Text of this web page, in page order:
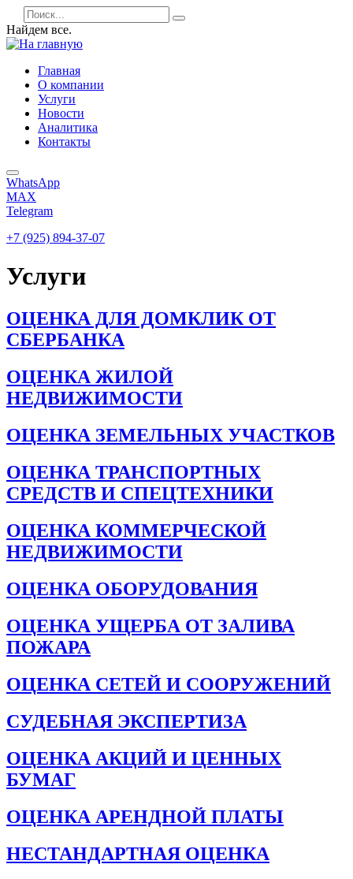
Найдем все.
Главная
О компании
Услуги
Новости
Аналитика
Контакты
WhatsApp
MAX
Telegram
+7 (925) 894-37-07
Услуги
ОЦЕНКА ДЛЯ ДОМКЛИК ОТ
СБЕРБАНКА
ОЦЕНКА ЖИЛОЙ
НЕДВИЖИМОСТИ
ОЦЕНКА ЗЕМЕЛЬНЫХ УЧАСТКОВ
ОЦЕНКА ТРАНСПОРТНЫХ
СРЕДСТВ И СПЕЦТЕХНИКИ
ОЦЕНКА КОММЕРЧЕСКОЙ
НЕДВИЖИМОСТИ
ОЦЕНКА ОБОРУДОВАНИЯ
ОЦЕНКА УЩЕРБА ОТ ЗАЛИВА
ПОЖАРА
ОЦЕНКА СЕТЕЙ И СООРУЖЕНИЙ
СУДЕБНАЯ ЭКСПЕРТИЗА
ОЦЕНКА АКЦИЙ И ЦЕННЫХ
БУМАГ
ОЦЕНКА АРЕНДНОЙ ПЛАТЫ
НЕСТАНДАРТНАЯ ОЦЕНКА